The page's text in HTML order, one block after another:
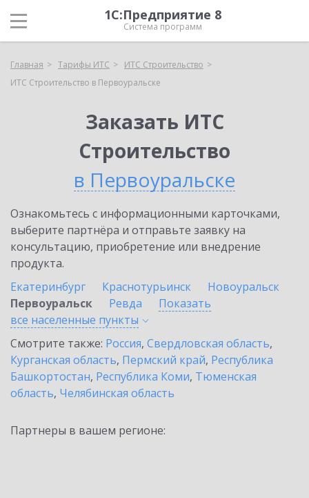
1С:Предприятие 8
Система программ
Главная Тарифы ИТС
ИТС Строительство
ИТС Строительство в Первоуральске
Заказать ИТС
Строительство
в Первоуральске
Ознакомьтесь с информационными карточками,
выберите партнёра и отправьте заявку на
консультацию, приобретение или внедрение
продукта.
Екатеринбург
Краснотурьинск
Новоуральск
Первоуральск
Ревда
Показать
все населенные пункты
Смотрите также: Россия, Свердловская область,
Курганская область, Пермский край, Республика
Башкортостан, Республика Коми, Тюменская
область, Челябинская область
Партнеры в вашем регионе: